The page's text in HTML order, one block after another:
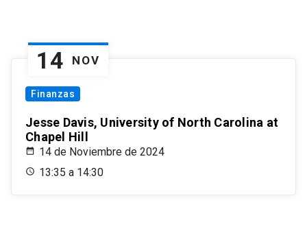
14 NOV
Finanzas
Jesse Davis, University of North Carolina at
Chapel Hill
14 de Noviembre de 2024
13:35 a 14:30